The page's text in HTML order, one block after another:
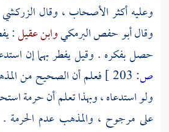
وعليه أكثر الأصحاب ، وقال الزركشي
وقالأبو حفص البرمكيوابن عقيل:
حصل بفكره . وقيل يفطر بهما إن
ص:
فعلم أن الصحيح من
ولو استدعاه ، وبهذا تعلم أن حرمة
على مرجوح ، والمذهب عدم الحرمة .